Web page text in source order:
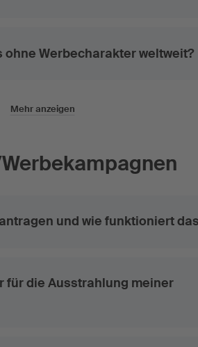
ohne Werbecharakter weltweit?
Mehr anzeigen
und wie funktioniert
für die Ausstrahlung meiner